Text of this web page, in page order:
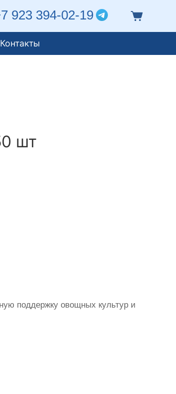
923 394-02-19
Контакты
шт
поддержку овощных культур и